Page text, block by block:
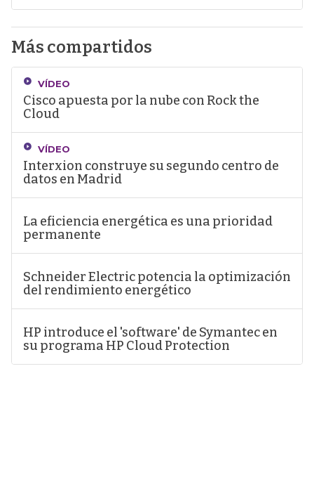
Más compartidos
VÍDEO
Cisco apuesta por la nube con Rock the
Cloud
VÍDEO
Interxion construye su segundo centro de
datos en Madrid
La eficiencia energética es una prioridad
permanente
Schneider Electric potencia la optimización
del rendimiento energético
HP introduce el 'software' de Symantec en
su programa HP Cloud Protection